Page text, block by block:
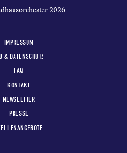
2026
IMPRESSUM
& DATENSCHUTZ
FAQ
KONTAKT
NEWSLETTER
PRESSE